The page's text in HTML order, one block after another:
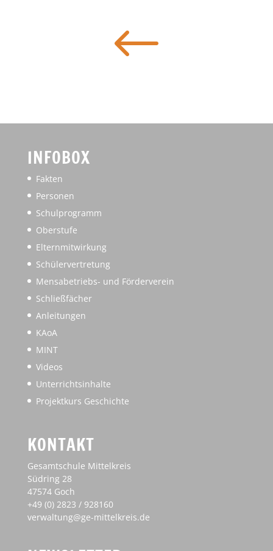
#
INFOBOX
Fakten
Personen
Schulprogramm
Oberstufe
Elternmitwirkung
Schülervertretung
Mensabetriebs- und Förderverein
Schließfächer
Anleitungen
KAoA
MINT
Videos
Unterrichtsinhalte
Projektkurs Geschichte
KONTAKT
Gesamtschule Mittelkreis
Südring 28
47574 Goch
+49 (0) 2823 / 928160
verwaltung@ge-mittelkreis.de